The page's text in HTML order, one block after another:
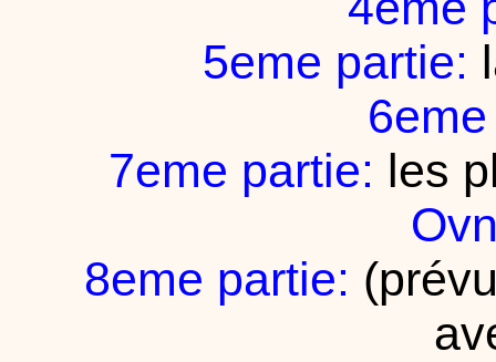
5eme partie:
7eme partie: les
8eme partie: